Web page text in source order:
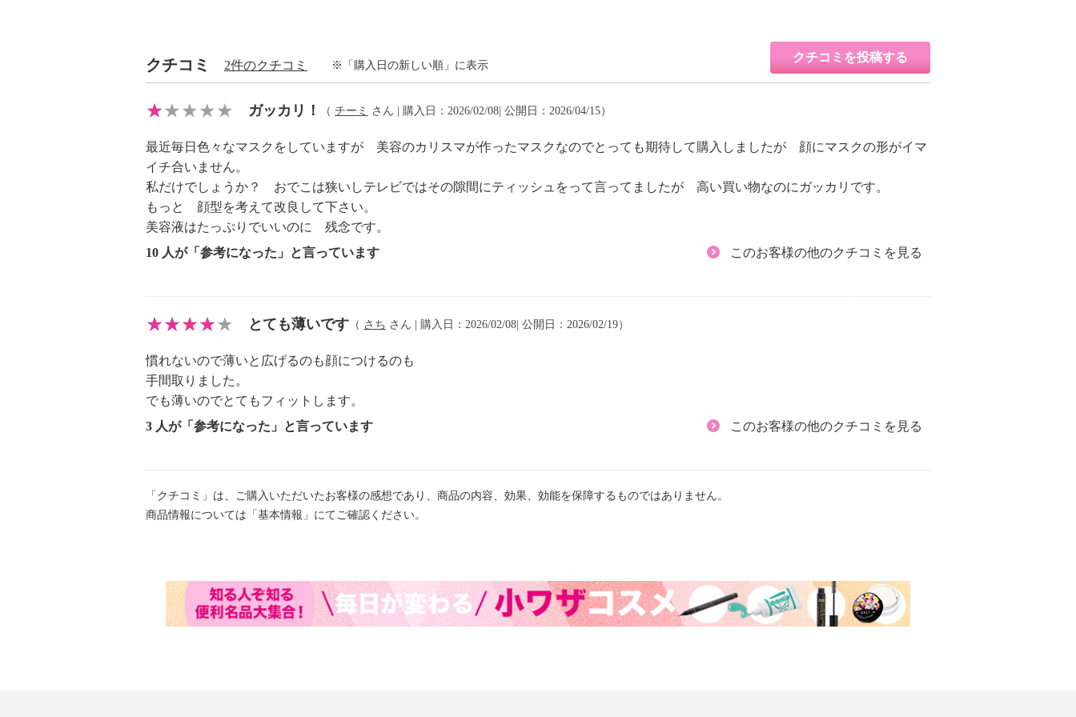
クチコミ 2件のクチコミ
クチコミを投稿する
※「購入日の新しい順」に表示
ガッカリ！ （ チーミ さん | 購入日：2026/02/08| 公開日：2026/04/15）
最近毎日色々なマスクをしていますが 美容のカリスマが作ったマスクなのでとっても期待して購入しましたが 顔にマスクの形がイマ
イチ合いません。
私だけでしょうか？ おでこは狭いしテレビではその隙間にティッシュをって言ってましたが 高い買い物なのにガッカリです。
もっと 顔型を考えて改良して下さい。
美容液はたっぷりでいいのに 残念です。
10 人が「参考になった」と言っています
このお客様の他のクチコミを見る
とても薄いです （ さち さん | 購入日：2026/02/08| 公開日：2026/02/19）
慣れないので薄いと広げるのも顔につけるのも
手間取りました。
でも薄いのでとてもフィットします。
3 人が「参考になった」と言っています
このお客様の他のクチコミを見る
「クチコミ」は、ご購入いただいたお客様の感想であり、商品の内容、効果、効能を保障するものではありません。
商品情報については「基本情報」にてご確認ください。